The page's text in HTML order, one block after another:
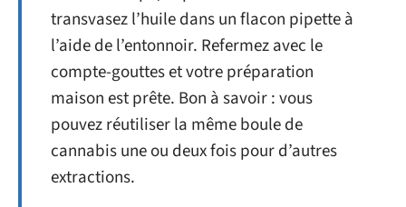
transvasez l’huile dans un flacon pipette à
l’aide de l’entonnoir. Refermez avec le
compte-gouttes et votre préparation
maison est prête. Bon à savoir : vous
pouvez réutiliser la même boule de
cannabis une ou deux fois pour d’autres
extractions.